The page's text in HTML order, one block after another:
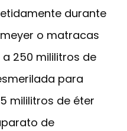
durante
o matracas
250 mililitros de
para
mililitros de éter
de